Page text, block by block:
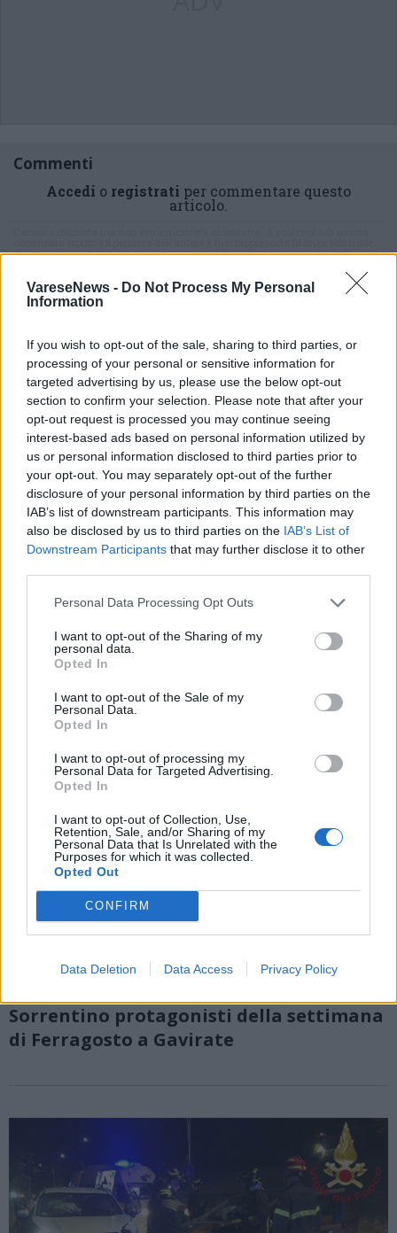
VareseNews - Do Not Process My Personal
Information
If you wish to opt-out of the sale, sharing to third parties, or
processing of your personal or sensitive information for
targeted advertising by us, please use the below opt-out
section to confirm your selection. Please note that after your
opt-out request is processed you may continue seeing
interest-based ads based on personal information utilized by
us or personal information disclosed to third parties prior to
your opt-out. You may separately opt-out of the further
disclosure of your personal information by third parties on the
IAB’s list of downstream participants. This information may
also be disclosed by us to third parties on the IAB’s List of
Downstream Participants that may further disclose it to other
Personal Data Processing Opt Outs
I want to opt-out of the Sharing of my
personal data.
Opted In
I want to opt-out of the Sale of my
Personal Data.
Opted In
I want to opt-out of processing my
Personal Data for Targeted Advertising.
Opted In
I want to opt-out of Collection, Use,
Retention, Sale, and/or Sharing of my
Personal Data that Is Unrelated with the
Purposes for which it was collected.
Opted Out
CONFIRM
Data Deletion Data Access Privacy Policy
Commenti
Accedi o registrati per commentare questo
articolo.
di VareseNews.it, che rimane autonoma e indipendente. I messaggi inclusi nei
possono essere automaticamente pubblicati senza filtro preventivo. I commenti
che includano uno o più link a siti esterni verranno rimossi in automatico dal
sistema.
ADV
ALTRE NOTIZIE DI GAVIRATE
GAVIRATE
Sorrentino protagonisti della settimana
di Ferragosto a Gavirate